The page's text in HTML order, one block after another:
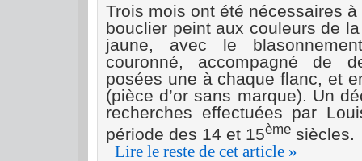
Trois mois ont été nécessaires
bouclier peint aux couleurs de
jaune, avec le
couronné, accompagné de
posées une à chaque flanc, et
(pièce d’or sans marque). Un
recherches effectuées par
période des 14 et 15ème siècles.
Lire le reste de cet article »